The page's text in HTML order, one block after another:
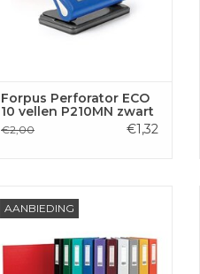
Forpus Perforator ECO
10 vellen P210MN zwart
€2,00 €1,32
AANBIEDING
45mm, karton, oranje
TOEVOEGEN AAN
WINKELWAGEN